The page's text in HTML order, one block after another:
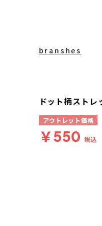
branshes
ドット柄ストレ
アウトレット価格
￥550 税込